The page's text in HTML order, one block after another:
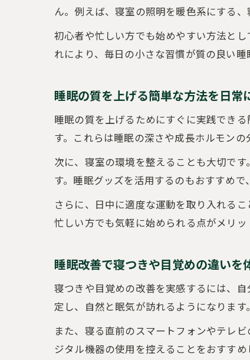
ん。例えば、寝室の照明を暖色系にする
初心者や忙しい方でも始めやすい方法と
れにより、毎日の小さな習慣が質の良い
睡眠の質を上げる簡単な方法を日常
睡眠の質を上げるためにすぐに実践でき
す。これらは睡眠の深さや成長ホルモン
次に、寝室の環境を整えることも大切で
す。睡眠グッズを活用するのもおすすめ
さらに、日中に適度な運動を取り入れる
忙しい方でも気軽に始められる点がメリッ
睡眠改善で寝つきや目覚めの違いを
寝つきや目覚めの改善を実感するには、
定し、自然と眠気が訪れるようになりま
また、寝る直前のスマートフォンやテレ
ジタル機器の使用を控えることをおすす